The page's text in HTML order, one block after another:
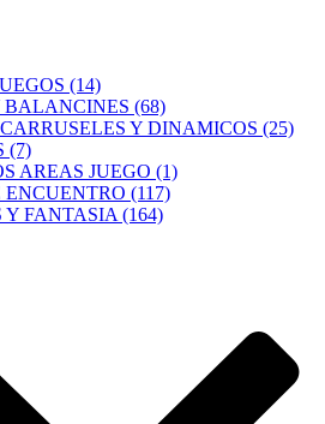
(14)
(68)
Y DINAMICOS (25)
(7)
AREAS JUEGO (1)
ENCUENTRO (117)
Y FANTASIA (164)